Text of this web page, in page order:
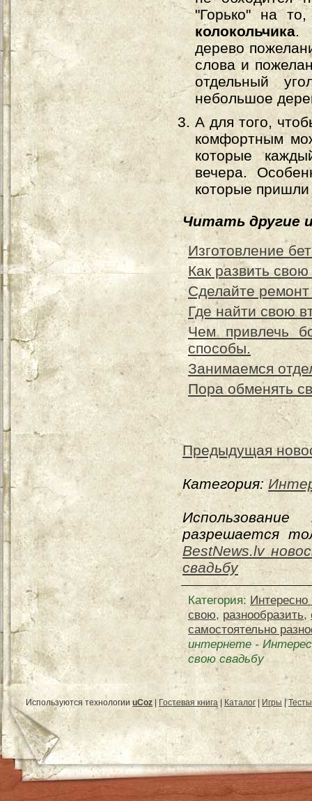
"Горько" на
колокольчика.
дерево
слова и
отдельный
небольшое
А для того,
комфортным
которые
вечера.
которые пришли
Читать другие
Изготовление
Как развить
Сделайте ремонт
Где найти свою
Чем привлечь
способы.
Занимаемся
Пора обменять
Предыдущая
Категория:
разрешается
BestNews.lv
свадьбу
Категория: Интересно
свою, разнообразить,
самостоятельно
интернете -
свою свадьбу
Используются технологии uCoz Гостевая книга| Каталог Игры |Тесты